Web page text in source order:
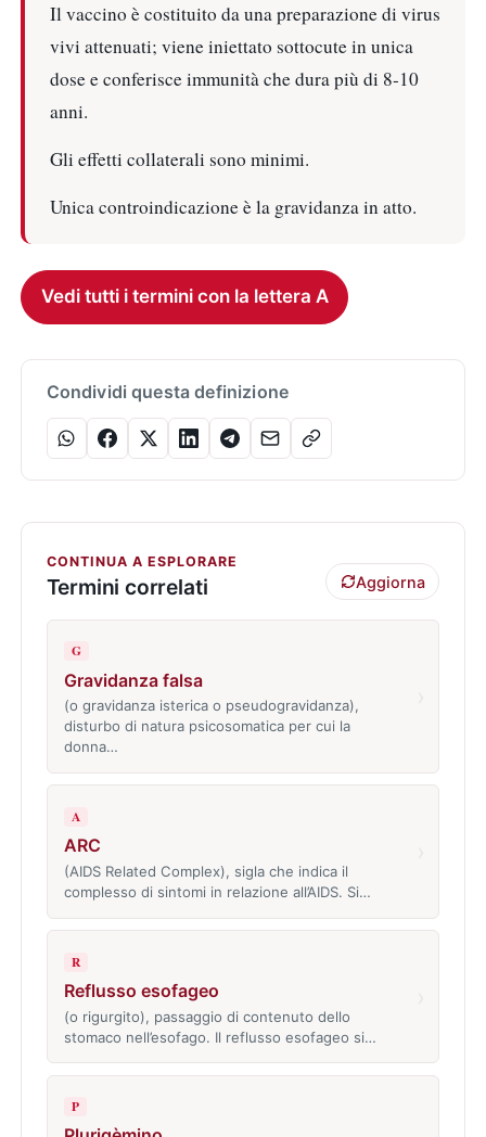
Il vaccino è costituito da una preparazione di virus
vivi attenuati; viene iniettato sottocute in unica
dose e conferisce immunità che dura più di 8-10
anni.
Gli effetti collaterali sono minimi.
Unica controindicazione è la gravidanza in atto.
Vedi tutti i termini con la lettera A
Condividi questa definizione
CONTINUA A ESPLORARE
Termini correlati Aggiorna
G
Gravidanza falsa
(o gravidanza isterica o pseudogravidanza),
disturbo di natura psicosomatica per cui la
donna…
A
ARC
(AIDS Related Complex), sigla che indica il
complesso di sintomi in relazione all’AIDS. Si…
R
Reflusso esofageo
(o rigurgito), passaggio di contenuto dello
stomaco nell’esofago. Il reflusso esofageo si…
P